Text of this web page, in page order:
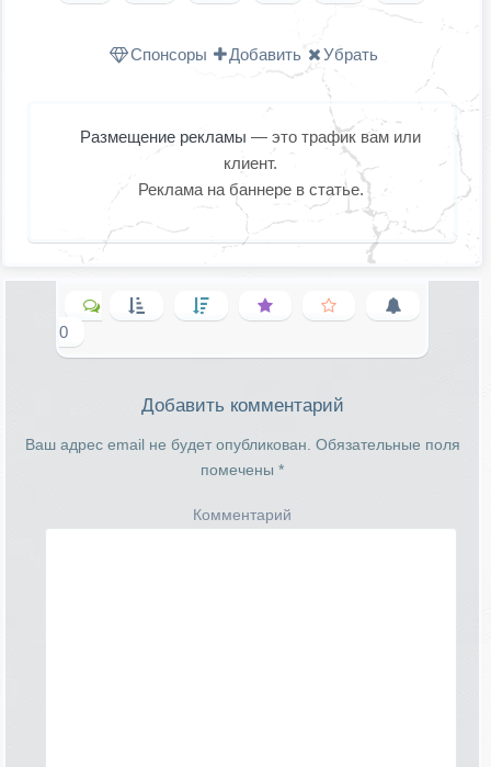
Одноклассниках
WhatsAppв X
Спонсоры Добавить Убрать
Размещение рекламы — это трафик вам или
клиент.
Реклама на баннере в статье.
0
Добавить комментарий
Ваш адрес email не будет опубликован. Обязательные поля
помечены *
Комментарий